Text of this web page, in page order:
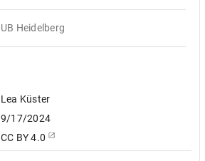
UB Heidelberg
Lea Küster
9/17/2024
CC BY 4.0